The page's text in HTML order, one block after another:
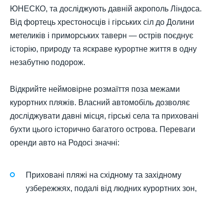
ЮНЕСКО, та досліджують давній акрополь Ліндоса.
Від фортець хрестоносців і гірських сіл до Долини
метеликів і приморських таверн — острів поєднує
історію, природу та яскраве курортне життя в одну
незабутню подорож.
Відкрийте неймовірне розмаїття поза межами
курортних пляжів. Власний автомобіль дозволяє
досліджувати давні місця, гірські села та приховані
бухти цього історично багатого острова. Переваги
оренди авто на Родосі значні:
Приховані пляжі на східному та західному
узбережжях, подалі від людних курортних зон,